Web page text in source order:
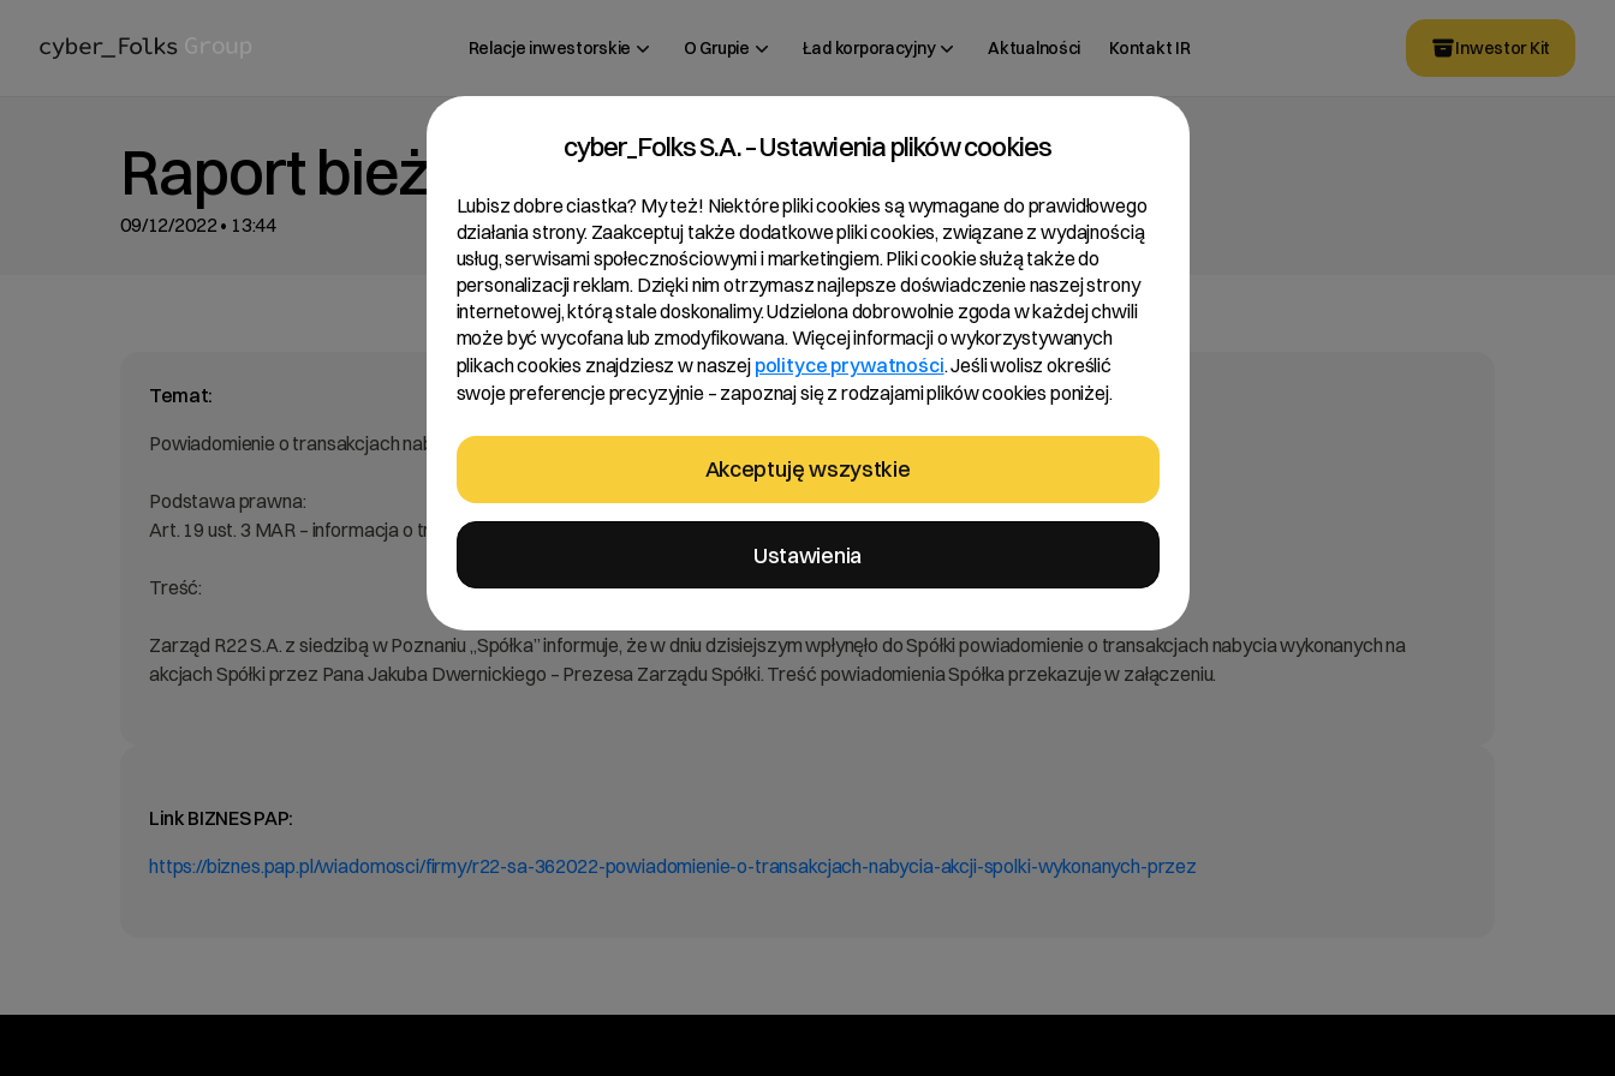
Relacje inwestorskie O Grupie Ład korporacyjny Aktualności Kontakt IR Inwestor Kit
Raport bieżący 36/2022
09/12/2022 • 13:44
Temat:
Powiadomienie o transakcjach nabycia akcji Spółki wykonanych przez osobę pełniącą obowiązki zarządcze
Podstawa prawna:
Art. 19 ust. 3 MAR – informacja o transakcjach wykonywanych przez osoby pełniące obowiązki zarządcze.
Treść:
Zarząd R22 S.A. z siedzibą w Poznaniu „Spółka” informuje, że w dniu dzisiejszym wpłynęło do Spółki powiadomienie o transakcjach nabycia wykonanych na
akcjach Spółki przez Pana Jakuba Dwernickiego – Prezesa Zarządu Spółki. Treść powiadomienia Spółka przekazuje w załączeniu.
Link BIZNES PAP:
https://biznes.pap.pl/wiadomosci/firmy/r22-sa-362022-powiadomienie-o-transakcjach-nabycia-akcji-spolki-wykonanych-przez
cyber_Folks S.A. – Ustawienia plików cookies
Lubisz dobre ciastka? My też! Niektóre pliki cookies są wymagane do prawidłowego
działania strony. Zaakceptuj także dodatkowe pliki cookies, związane z wydajnością
usług, serwisami społecznościowymi i marketingiem. Pliki cookie służą także do
personalizacji reklam. Dzięki nim otrzymasz najlepsze doświadczenie naszej strony
internetowej, którą stale doskonalimy. Udzielona dobrowolnie zgoda w każdej chwili
może być wycofana lub zmodyfikowana. Więcej informacji o wykorzystywanych
plikach cookies znajdziesz w naszej polityce prywatności. Jeśli wolisz określić
swoje preferencje precyzyjnie – zapoznaj się z rodzajami plików cookies poniżej.
Akceptuję wszystkie
Ustawienia